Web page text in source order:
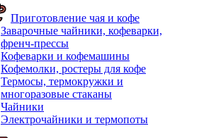
Приготовление чая и кофе
Заварочные чайники, кофеварки,
френч-прессы
Кофеварки и кофемашины
Кофемолки, ростеры для кофе
Термосы, термокружки и
многоразовые стаканы
Чайники
Электрочайники и термопоты